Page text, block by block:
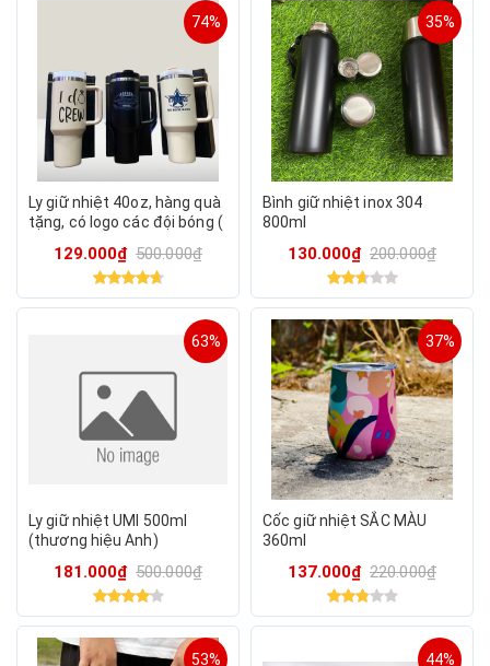
74%
Ly giữ nhiệt 40oz, hàng quà
tặng, có logo các đội bóng (
nhiên)129.000₫ 500.000₫
35%
Bình giữ nhiệt inox 304
800ml
130.000₫ 200.000₫
63%
Ly giữ nhiệt UMI 500ml
(thương hiệu Anh)
181.000₫ 500.000₫
37%
Cốc giữ nhiệt SẮC MÀU
360ml
137.000₫ 220.000₫
53% 44%